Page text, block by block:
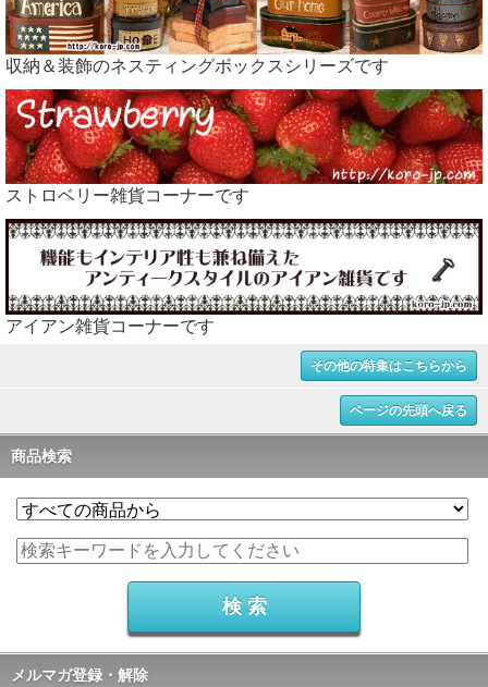
収納＆装飾のネスティングボックスシリーズです
ストロベリー雑貨コーナーです
アイアン雑貨コーナーです
その他の特集はこちらから
ページの先頭へ戻る
商品検索
メルマガ登録・解除